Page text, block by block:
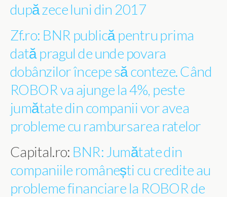
după zece luni din 2017
Zf.ro: BNR publică pentru prima
dată pragul de unde povara
dobânzilor începe să conteze. Când
ROBOR va ajunge la 4%, peste
jumătate din companii vor avea
probleme cu rambursarea ratelor
Capital.ro: BNR: Jumătate din
companiile românești cu credite au
probleme financiare la ROBOR de